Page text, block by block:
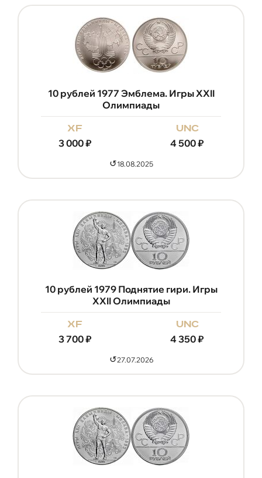
10 рублей 1977 Эмблема. Игры XXII
Олимпиады
xf
3 000₽
unc
4 500₽
↺18.08.2025
10 рублей 1979 Поднятие гири. Игры
XXII Олимпиады
xf
3 700₽
unc
4 350₽
↺27.07.2026